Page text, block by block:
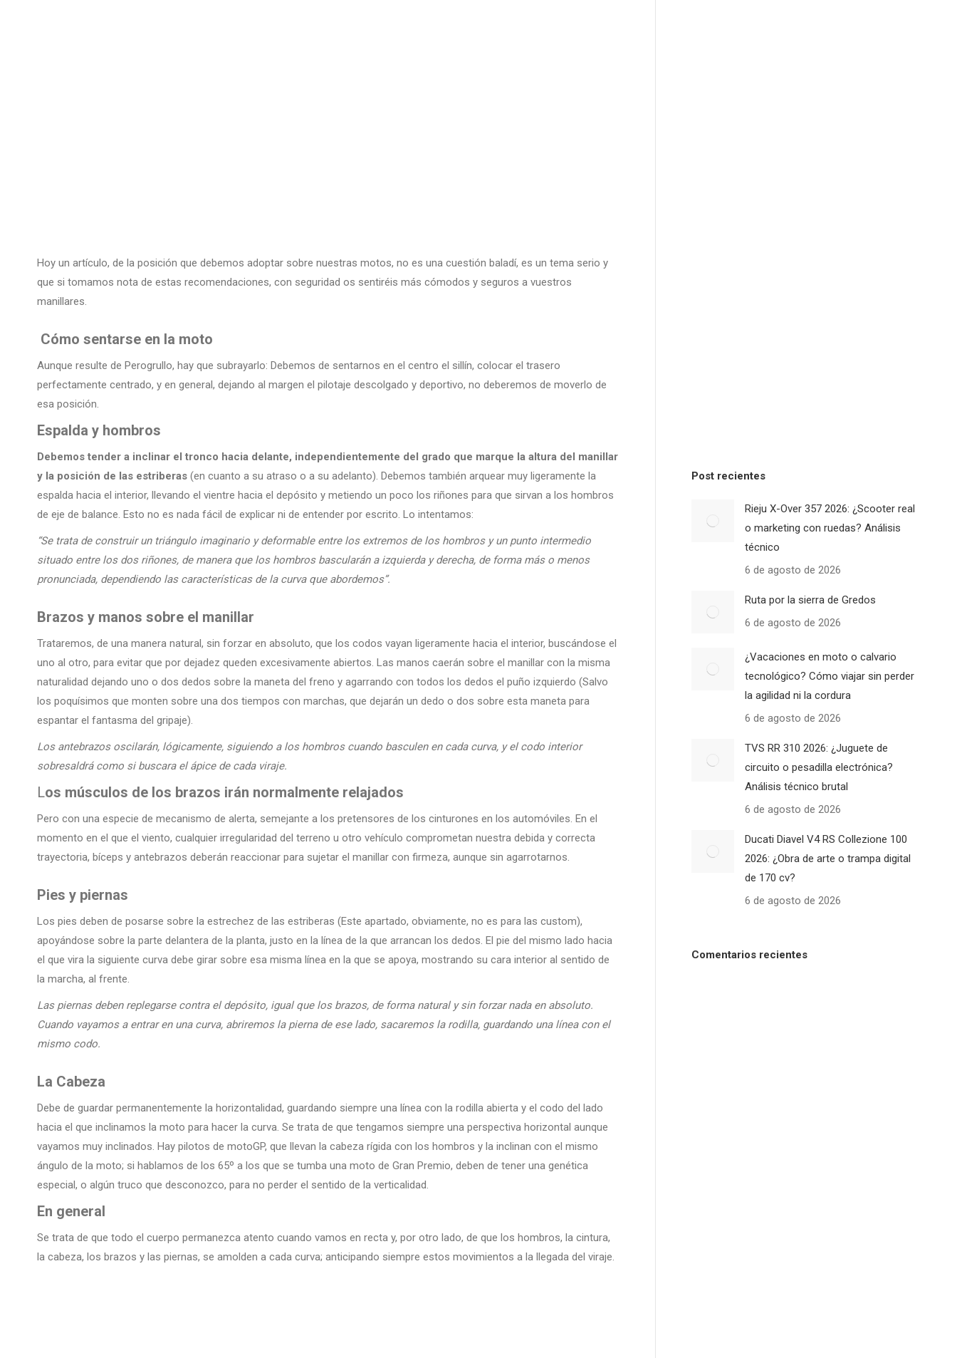
Hoy un artículo, de la posición que debemos adoptar sobre nuestras motos, no es una cuestión baladí, es un tema serio y
que si tomamos nota de estas recomendaciones, con seguridad os sentiréis más cómodos y seguros a vuestros
manillares.
Cómo sentarse en la moto
Aunque resulte de Perogrullo, hay que subrayarlo: Debemos de sentarnos en el centro el sillín, colocar el trasero
perfectamente centrado, y en general, dejando al margen el pilotaje descolgado y deportivo, no deberemos de moverlo de
esa posición.
Espalda y hombros
Debemos tender a inclinar el tronco hacia delante, independientemente del grado que marque la altura del manillar
y la posición de las estriberas (en cuanto a su atraso o a su adelanto). Debemos también arquear muy ligeramente la
espalda hacia el interior, llevando el vientre hacia el depósito y metiendo un poco los riñones para que sirvan a los hombros
de eje de balance. Esto no es nada fácil de explicar ni de entender por escrito. Lo intentamos:
“Se trata de construir un triángulo imaginario y deformable entre los extremos de los hombros y un punto intermedio
situado entre los dos riñones, de manera que los hombros bascularán a izquierda y derecha, de forma más o menos
pronunciada, dependiendo las características de la curva que abordemos”.
Brazos y manos sobre el manillar
Trataremos, de una manera natural, sin forzar en absoluto, que los codos vayan ligeramente hacia el interior, buscándose el
uno al otro, para evitar que por dejadez queden excesivamente abiertos. Las manos caerán sobre el manillar con la misma
naturalidad dejando uno o dos dedos sobre la maneta del freno y agarrando con todos los dedos el puño izquierdo (Salvo
los poquísimos que monten sobre una dos tiempos con marchas, que dejarán un dedo o dos sobre esta maneta para
espantar el fantasma del gripaje).
Los antebrazos oscilarán, lógicamente, siguiendo a los hombros cuando basculen en cada curva, y el codo interior
sobresaldrá como si buscara el ápice de cada viraje.
Los músculos de los brazos irán normalmente relajados
Pero con una especie de mecanismo de alerta, semejante a los pretensores de los cinturones en los automóviles. En el
momento en el que el viento, cualquier irregularidad del terreno u otro vehículo comprometan nuestra debida y correcta
trayectoria, bíceps y antebrazos deberán reaccionar para sujetar el manillar con firmeza, aunque sin agarrotarnos.
Pies y piernas
Los pies deben de posarse sobre la estrechez de las estriberas (Este apartado, obviamente, no es para las custom),
apoyándose sobre la parte delantera de la planta, justo en la línea de la que arrancan los dedos. El pie del mismo lado hacia
el que vira la siguiente curva debe girar sobre esa misma línea en la que se apoya, mostrando su cara interior al sentido de
la marcha, al frente.
Las piernas deben replegarse contra el depósito, igual que los brazos, de forma natural y sin forzar nada en absoluto.
Cuando vayamos a entrar en una curva, abriremos la pierna de ese lado, sacaremos la rodilla, guardando una línea con el
mismo codo.
La Cabeza
Debe de guardar permanentemente la horizontalidad, guardando siempre una línea con la rodilla abierta y el codo del lado
hacia el que inclinamos la moto para hacer la curva. Se trata de que tengamos siempre una perspectiva horizontal aunque
vayamos muy inclinados. Hay pilotos de motoGP, que llevan la cabeza rígida con los hombros y la inclinan con el mismo
ángulo de la moto; si hablamos de los 65º a los que se tumba una moto de Gran Premio, deben de tener una genética
especial, o algún truco que desconozco, para no perder el sentido de la verticalidad.
En general
Se trata de que todo el cuerpo permanezca atento cuando vamos en recta y, por otro lado, de que los hombros, la cintura,
la cabeza, los brazos y las piernas, se amolden a cada curva; anticipando siempre estos movimientos a la llegada del viraje.
Post recientes
Rieju X-Over 357 2026: ¿Scooter real
o marketing con ruedas? Análisis
técnico
6 de agosto de 2026
Ruta por la sierra de Gredos
6 de agosto de 2026
¿Vacaciones en moto o calvario
tecnológico? Cómo viajar sin perder
la agilidad ni la cordura
6 de agosto de 2026
TVS RR 310 2026: ¿Juguete de
circuito o pesadilla electrónica?
Análisis técnico brutal
6 de agosto de 2026
Ducati Diavel V4 RS Collezione 100
2026: ¿Obra de arte o trampa digital
de 170 cv?
6 de agosto de 2026
Comentarios recientes